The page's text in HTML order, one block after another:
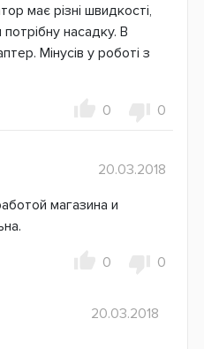
має різні швидкості,
потрібну насадку. В
Мінусів у роботі з
0 0
20.03.2018
магазина и
0 0
20.03.2018